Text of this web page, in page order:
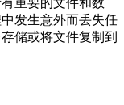
重要的文件和数
发生意外而丢失任
储或将文件复制到